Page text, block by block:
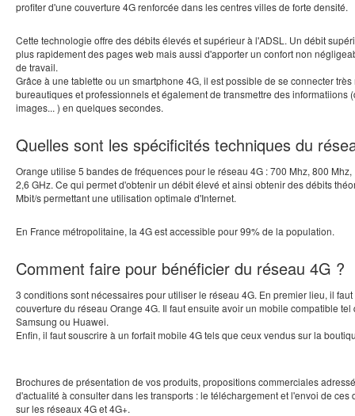
profiter d'une couverture 4G renforcée dans les centres villes de forte densité.
Cette technologie offre des débits élevés et supérieur à l'ADSL. Un débit
plus rapidement des pages web mais aussi d'apporter un confort non
de travail.
Grâce à une tablette ou un smartphone 4G, il est possible de se connecter
bureautiques et professionnels et également de transmettre des informatiions
images... ) en quelques secondes.
Quelles sont les spécificités techniques du
Orange utilise 5 bandes de fréquences pour le réseau 4G : 700 Mhz, 800
2,6 GHz. Ce qui permet d'obtenir un débit élevé et ainsi obtenir des débits
Mbit/s permettant une utilisation optimale d'Internet.
En France métropolitaine, la 4G est accessible pour 99% de la population.
Comment faire pour bénéficier du réseau 4G ?
3 conditions sont nécessaires pour utiliser le réseau 4G. En premier lieu, il
couverture du réseau Orange 4G. Il faut ensuite avoir un mobile compatible
Samsung ou Huawei.
Enfin, il faut souscrire à un forfait mobile 4G tels que ceux vendus sur la
Brochures de présentation de vos produits, propositions commerciales
d'actualité à consulter dans les transports : le téléchargement et l'envoi de ces
sur les réseaux 4G et 4G+.